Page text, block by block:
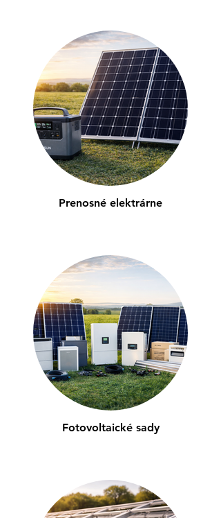
Prenosné elektrárne
Fotovoltaické sady